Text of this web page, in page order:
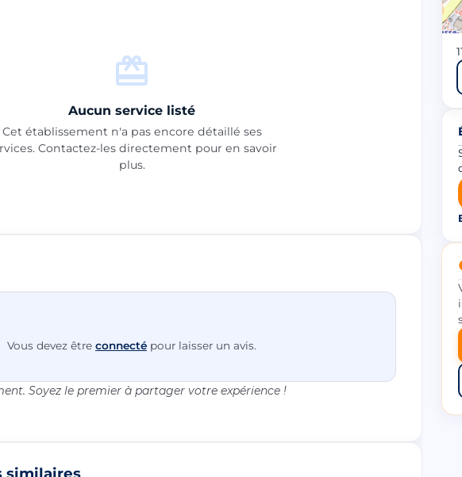
Aucun service listé
Cet établissement n'a pas encore détaillé ses
Contactez-les directement pour en savoir
plus.
Vous devez être connecté pour laisser un avis.
Soyez le premier à partager votre expérience !
similaires